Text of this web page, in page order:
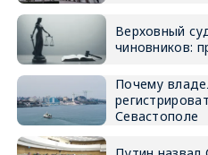
Верховный
чиновников:
Почему
Севастополе